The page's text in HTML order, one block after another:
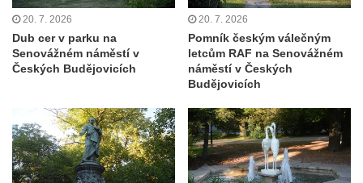
května v Rumburku
Pamětní deska Johanna Neumanna
severně od Tokáně
Obrázek svatého Huberta na buku svatého
Obrázek svatého Jakuba na skále u cesty
východně od Srbské Kamenice
Busta Jana Amose Komenského na domě
20. 7. 2026
Dub cer v parku na
Senovážném náměstí v
Českých Budějovicích
20. 7. 2026
Pomník českým válečným
letcům RAF na Senovážném
náměstí v Českých
Budějovicích